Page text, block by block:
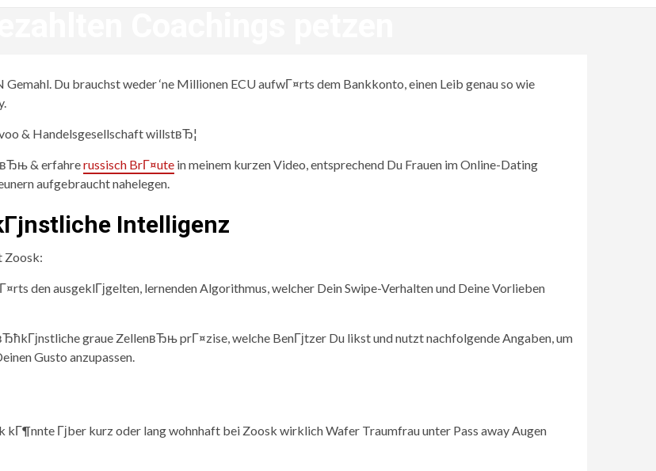
Coachings petzen
Du brauchst weder ‘ne Millionen ECU aufwГ¤rts dem Bankkonto, einen Leib genau so wie
& Handelsgesellschaft willstвЂ¦
& erfahrerussisch BrГ¤ute in meinem kurzen Video, entsprechend Du Frauen im Online-Dating
aufgebraucht nahelegen.
Intelligenz
Zoosk:
den ausgeklГјgelten, lernenden Algorithmus, welcher Dein Swipe-Verhalten und Deine Vorlieben
graue ZellenвЂњ prГ¤zise, welche BenГјtzer Du likst und nutzt nachfolgende Angaben, um
Gusto anzupassen.
Гјber kurz oder lang wohnhaft bei Zoosk wirklich Wafer Traumfrau unter Pass away Augen